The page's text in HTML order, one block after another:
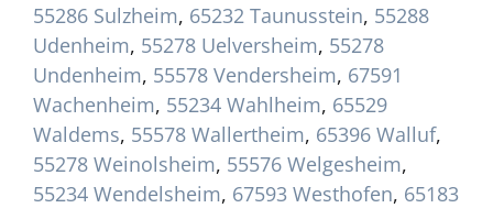
55286 Sulzheim, 65232 Taunusstein, 55288
Udenheim, 55278 Uelversheim, 55278
Undenheim, 55578 Vendersheim, 67591
Wachenheim, 55234 Wahlheim, 65529
Waldems, 55578 Wallertheim, 65396 Walluf,
55278 Weinolsheim, 55576 Welgesheim,
55234 Wendelsheim, 67593 Westhofen, 65183